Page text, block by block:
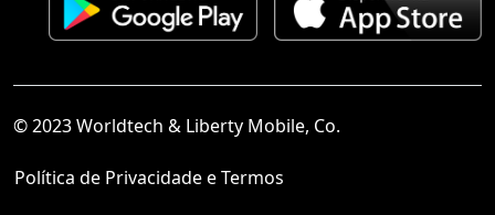
© 2023 Worldtech & Liberty Mobile, Co.
Política de Privacidade e Termos